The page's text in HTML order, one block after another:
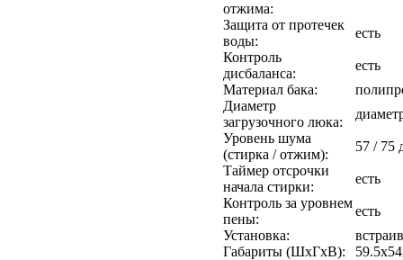
отжима:
Защита от протечек
воды:
есть
Контроль
дисбаланса:
есть
Материал бака:
Диаметр
загрузочного люка:
Уровень шума
(стирка / отжим):
57 / 75
Таймер отсрочки
начала стирки:
есть
Контроль за уровнем
пены:
есть
Установка:
Габариты (ШxГxВ):